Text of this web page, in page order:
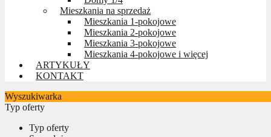
Mieszkania na sprzedaż
Mieszkania 1-pokojowe
Mieszkania 2-pokojowe
Mieszkania 3-pokojowe
Mieszkania 4-pokojowe i więcej
ARTYKUŁY
KONTAKT
Wyszukiwarka
Typ oferty
Typ oferty